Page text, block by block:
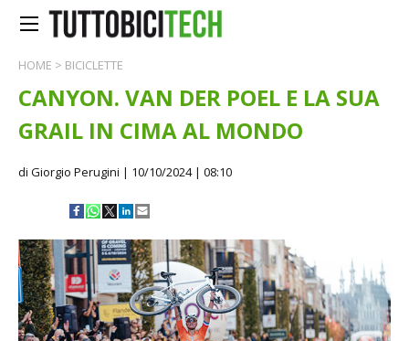
HOME > BICICLETTE
CANYON. VAN DER POEL E LA SUA
GRAIL IN CIMA AL MONDO
di Giorgio Perugini | 10/10/2024 | 08:10